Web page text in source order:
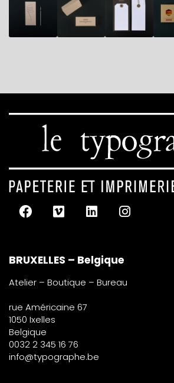
BRUXELLES – Belgique
Atelier – Boutique – Bureau
rue Américaine 67
1050 Ixelles
Belgique
0032 2 345 16 76
info@typographe.be